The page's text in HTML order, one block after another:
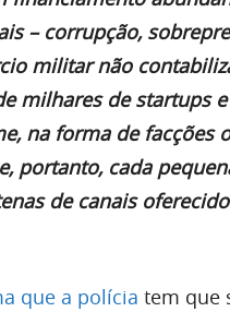
– corrupção,
militar não
milhares de startups
na forma de facções
portanto, cada
de canais
que a polícia tem que